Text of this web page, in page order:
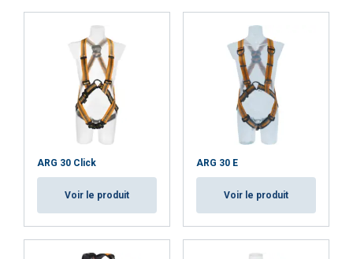
ARG 30 Click
Voir le produit
ARG 30 E
Voir le produit